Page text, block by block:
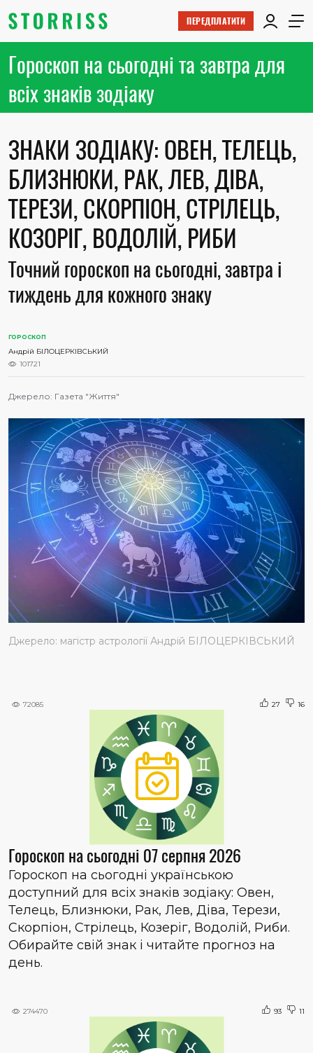
ПЕРЕДПЛАТИТИ
Гороскоп на сьогодні та завтра для
всіх знаків зодіаку
ЗНАКИ ЗОДІАКУ: ОВЕН, ТЕЛЕЦЬ,
БЛИЗНЮКИ, РАК, ЛЕВ, ДІВА,
ТЕРЕЗИ, СКОРПІОН, СТРІЛЕЦЬ,
КОЗОРІГ, ВОДОЛІЙ, РИБИ
Точний гороскоп на сьогодні, завтра і
тиждень для кожного знаку
ГОРОСКОП
Андрій БІЛОЦЕРКІВСЬКИЙ
101721
Джерело: Газета "Життя"
Джерело: магістр астрології Андрій БІЛОЦЕРКІВСЬКИЙ
72085 27 16
Гороскоп на сьогодні 07 серпня 2026
Гороскоп на сьогодні українською
доступний для всіх знаків зодіаку: Овен,
Телець, Близнюки, Рак, Лев, Діва, Терези,
Скорпіон, Стрілець, Козеріг, Водолій, Риби.
Обирайте свій знак і читайте прогноз на
день.
274470 93 11